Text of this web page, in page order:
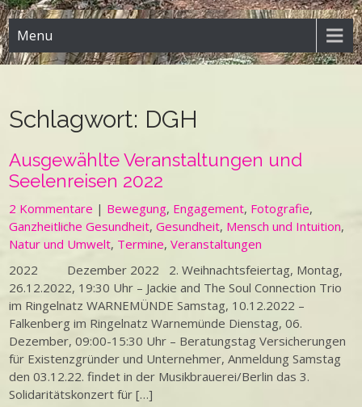
Menu
Schlagwort: DGH
Ausgewählte Veranstaltungen und
Seelenreisen 2022
2 Kommentare | Bewegung, Engagement, Fotografie,
Ganzheitliche Gesundheit,Gesundheit, Mensch und Intuition,
Natur und Umwelt, Termine,Veranstaltungen
2022 Dezember 2022 2. Weihnachtsfeiertag, Montag,
26.12.2022, 19:30 Uhr – Jackie and The Soul Connection Trio
im Ringelnatz WARNEMÜNDE Samstag, 10.12.2022 –
Falkenberg im Ringelnatz Warnemünde Dienstag, 06.
Dezember, 09:00-15:30 Uhr – Beratungstag Versicherungen
für Existenzgründer und Unternehmer, Anmeldung Samstag
den 03.12.22. findet in der Musikbrauerei/Berlin das 3.
Solidaritätskonzert für […]